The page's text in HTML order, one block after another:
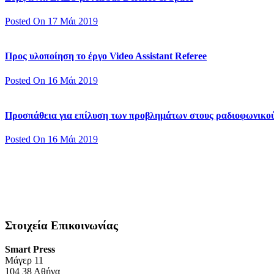
Posted On 17 Μάι 2019
Προς υλοποίηση το έργο Video Assistant Referee
Posted On 16 Μάι 2019
Προσπάθεια για επίλυση των προβλημάτων στους
Posted On 16 Μάι 2019
Στοιχεία Επικοινωνίας
Smart Press
Mάγερ 11
104 38 Αθήνα